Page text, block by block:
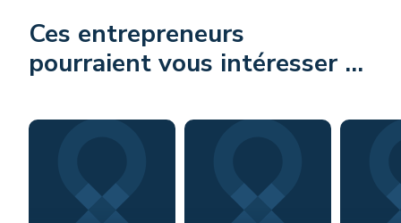
Ces entrepreneurs
pourraient vous intéresser ...